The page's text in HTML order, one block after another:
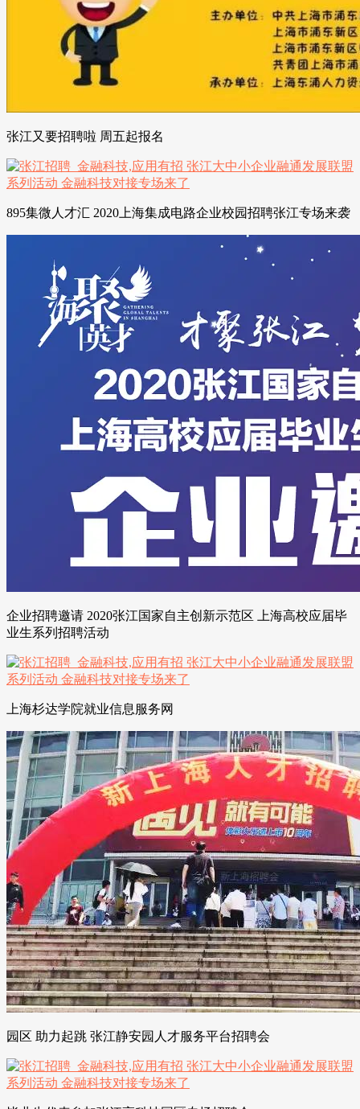
张江又要招聘啦 周五起报名
895集微人才汇 2020上海集成电路企业校园招聘张江专场来袭
企业招聘邀请 2020张江国家自主创新示范区 上海高校应届毕
业生系列招聘活动
上海杉达学院就业信息服务网
园区 助力起跳 张江静安园人才服务平台招聘会